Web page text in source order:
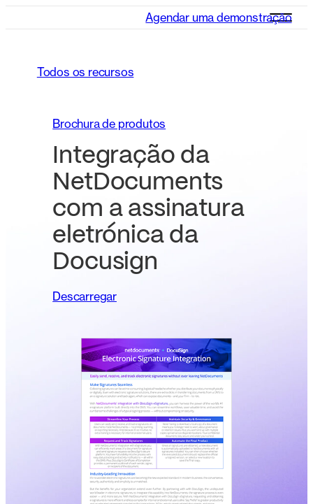
Agendar uma demonstração
Todos os recursos
Brochura de produtos
Integração da
NetDocuments
com a assinatura
eletrónica da
Docusign
Descarregar